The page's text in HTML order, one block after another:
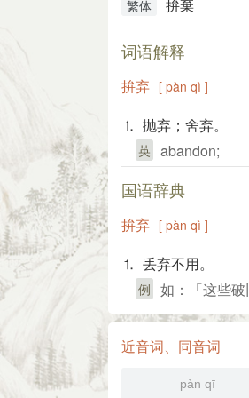
繁体 拚棄
词语解释
拚弃 [ pàn qì ]
⒈ 抛弃；舍弃。
英 abandon;
国语辞典
拚弃 [ pàn qì ]
⒈ 丢弃不用。
例 如：「这些破
近音词、同音词
pàn qī